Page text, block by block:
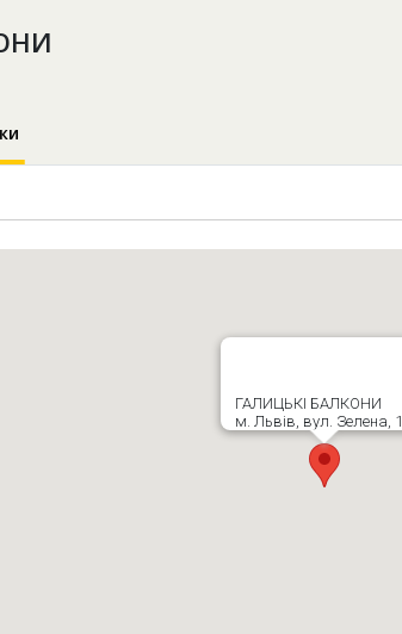
ГАЛИЦЬКІ БАЛКОНИ
м. Львів, вул. Зелена,